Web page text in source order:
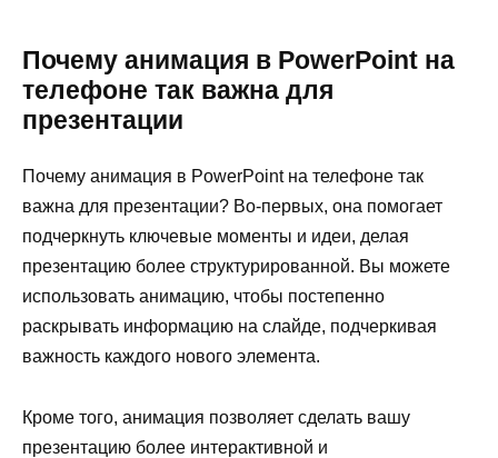
Почему анимация в PowerPoint на
телефоне так важна для
презентации
Почему анимация в PowerPoint на телефоне так
важна для презентации? Во-первых, она помогает
подчеркнуть ключевые моменты и идеи, делая
презентацию более структурированной. Вы можете
использовать анимацию, чтобы постепенно
раскрывать информацию на слайде, подчеркивая
важность каждого нового элемента.
Кроме того, анимация позволяет сделать вашу
презентацию более интерактивной и